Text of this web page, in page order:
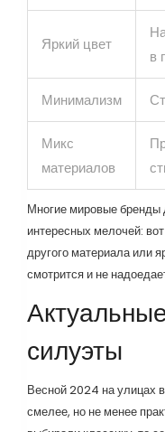
Яркий цвет
в
Минимализм
Микс
материалов
Многие мировые бренды
интересных мелочей:
другого материала или
смотрится и не
силуэты
Весной 2024 на улицах
смелее, но не менее